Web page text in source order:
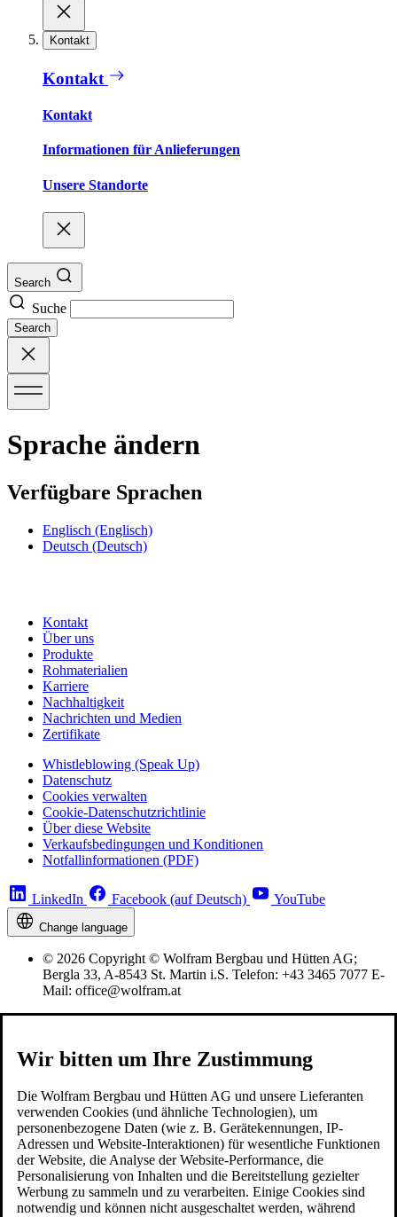
Kontakt
Kontakt
Kontakt
Informationen für Anlieferungen
Unsere Standorte
Search
Suche
Search
Sprache ändern
Verfügbare Sprachen
Englisch (Englisch)
Deutsch (Deutsch)
Kontakt
Über uns
Produkte
Rohmaterialien
Karriere
Nachhaltigkeit
Nachrichten und Medien
Zertifikate
Whistleblowing (Speak Up)
Datenschutz
Cookies verwalten
Cookie-Datenschutzrichtlinie
Über diese Website
Verkaufsbedingungen und Konditionen
Notfallinformationen (PDF)
LinkedIn Facebook (auf Deutsch) YouTube
Change language
© 2026 Copyright © Wolfram Bergbau und Hütten AG;
Bergla 33, A-8543 St. Martin i.S. Telefon: +43 3465 7077 E-
Mail: office@wolfram.at
Wir bitten um Ihre Zustimmung
Die Wolfram Bergbau und Hütten AG und unsere Lieferanten
verwenden Cookies (und ähnliche Technologien), um
personenbezogene Daten (wie z. B. Gerätekennungen, IP-
Adressen und Website-Interaktionen) für wesentliche Funktionen
der Website, die Analyse der Website-Performance, die
Personalisierung von Inhalten und die Bereitstellung gezielter
Werbung zu sammeln und zu verarbeiten. Einige Cookies sind
notwendig und können nicht ausgeschaltet werden, während